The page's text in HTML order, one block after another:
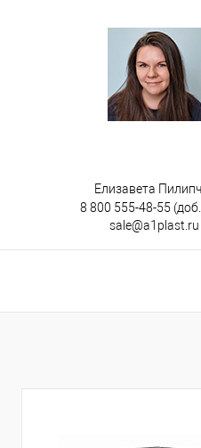
Елизавета
8 800 555-48-55
sale@a1plast.ru